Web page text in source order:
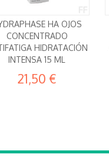
HA OJOS
CONCENTRADO
HIDRATACIÓN
INTENSA 15 ML
21,50 €